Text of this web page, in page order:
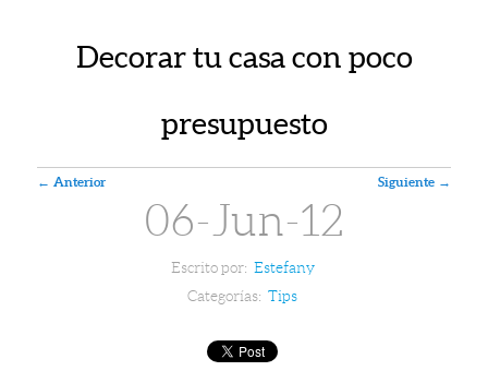
Decorar tu casa con poco
presupuesto
Navegador de artículos
← Anterior Siguiente →
06-Jun-12
Escrito por: Estefany
Categorías: Tips